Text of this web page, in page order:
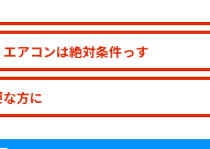
アコンは絶対条件っす
方に